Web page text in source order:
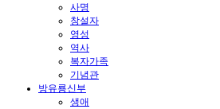
사명
창설자
영성
역사
복자가족
기념관
방유룡신부
생애